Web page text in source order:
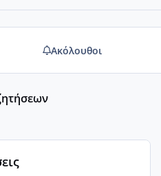
Ακόλουθοι